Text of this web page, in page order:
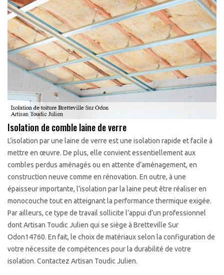
Isolation de comble laine de verre
L’isolation par une laine de verre est une isolation rapide et facile à
mettre en œuvre. De plus, elle convient essentiellement aux
combles perdus aménagés ou en attente d’aménagement, en
construction neuve comme en rénovation. En outre, à une
épaisseur importante, l’isolation par la laine peut être réaliser en
monocouche tout en atteignant la performance thermique exigée.
Par ailleurs, ce type de travail sollicite l’appui d’un professionnel
dont Artisan Toudic Julien qui se siège à Bretteville Sur
Odon14760. En fait, le choix de matériaux selon la configuration de
votre nécessite de compétences pour la durabilité de votre
isolation. Contactez Artisan Toudic Julien.